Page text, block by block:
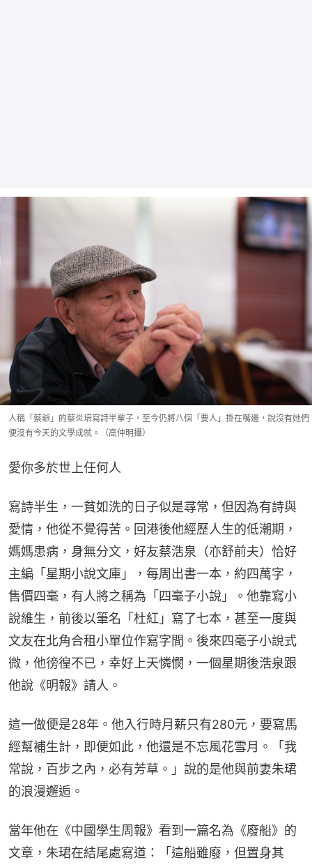
人稱「蔡爺」的蔡炎培寫詩半輩子，至今仍將八個「要人」掛在嘴邊，說沒有她們
便沒有今天的文學成就。（高仲明攝）
愛你多於世上任何人
寫詩半生，一貧如洗的日子似是尋常，但因為有詩與
愛情，他從不覺得苦。回港後他經歷人生的低潮期，
媽媽患病，身無分文，好友蔡浩泉（亦舒前夫）恰好
主編「星期小說文庫」，每周出書一本，約四萬字，
售價四毫，有人將之稱為「四毫子小說」。他靠寫小
說維生，前後以筆名「杜紅」寫了七本，甚至一度與
文友在北角合租小單位作寫字間。後來四毫子小說式
微，他徬徨不已，幸好上天憐憫，一個星期後浩泉跟
他說《明報》請人。
這一做便是28年。他入行時月薪只有280元，要寫馬
經幫補生計，即便如此，他還是不忘風花雪月。「我
常說，百步之內，必有芳草。」說的是他與前妻朱珺
的浪漫邂逅。
當年他在《中國學生周報》看到一篇名為《廢船》的
文章，朱珺在結尾處寫道：「這船雖廢，但置身其